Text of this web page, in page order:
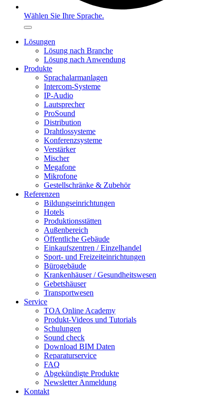
Wählen Sie Ihre Sprache.
Lösungen
Lösung nach Branche
Lösung nach Anwendung
Produkte
Sprachalarmanlagen
Intercom-Systeme
IP-Audio
Lautsprecher
ProSound
Distribution
Drahtlossysteme
Konferenzsysteme
Verstärker
Mischer
Megafone
Mikrofone
Gestellschränke & Zubehör
Referenzen
Bildungseinrichtungen
Hotels
Produktionsstätten
Außenbereich
Öffentliche Gebäude
Einkaufszentren / Einzelhandel
Sport- und Freizeiteinrichtungen
Bürogebäude
Krankenhäuser / Gesundheitswesen
Gebetshäuser
Transportwesen
Service
TOA Online Academy
Produkt-Videos und Tutorials
Schulungen
Sound check
Download BIM Daten
Reparaturservice
FAQ
Abgekündigte Produkte
Newsletter Anmeldung
Kontakt